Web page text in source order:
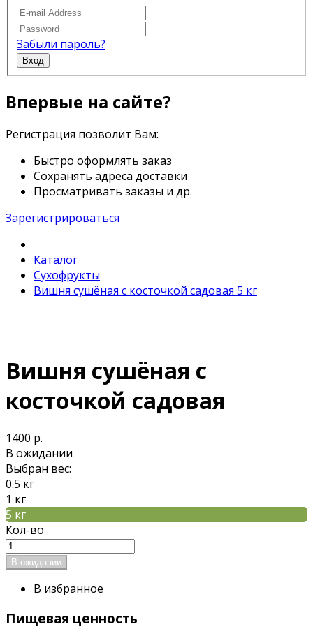
Забыли пароль?
Вход
Впервые на сайте?
Регистрация позволит Вам:
Быстро оформлять заказ
Сохранять адреса доставки
Просматривать заказы и др.
Зарегистрироваться
Каталог
Сухофрукты
Вишня сушёная с косточкой садовая 5 кг
Вишня сушёная с
косточкой садовая
1400 р.
В ожидании
Выбран вес:
0.5 кг
1 кг
5 кг
Кол-во
В избранное
Пищевая ценность